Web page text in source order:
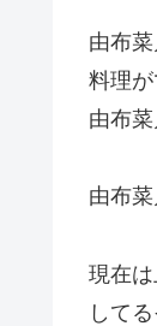
由布
料理
由布
由布
現在
してる